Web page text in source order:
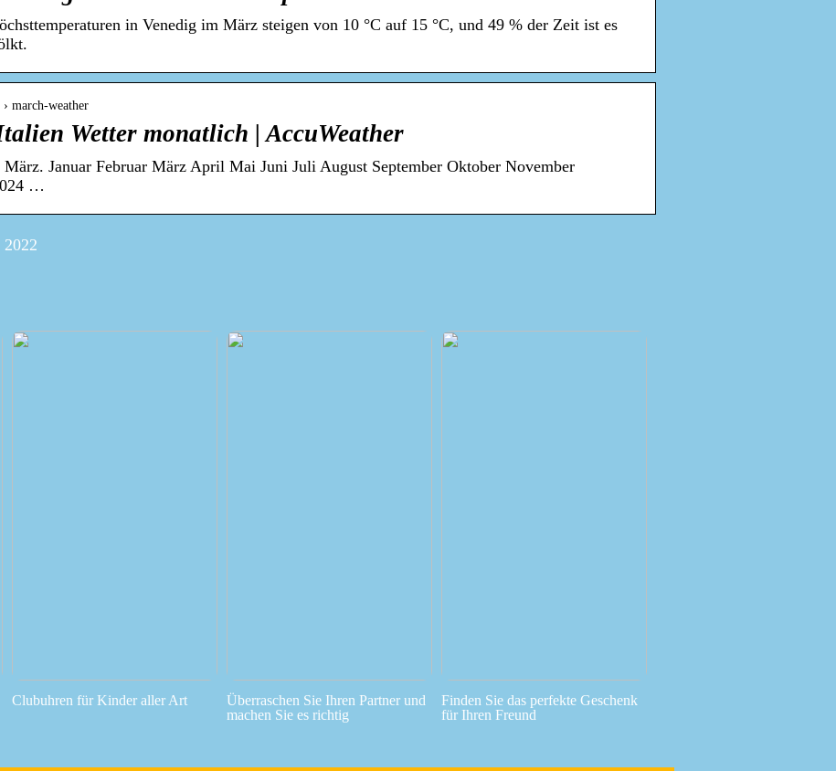
in Venedig im März steigen von 10 °C auf 15 °C, und 49 % der Zeit ist es
march-weather
Wetter monatlich | AccuWeather
Januar Februar März April Mai Juni Juli August September Oktober November
…
Clubuhren für Kinder aller Art
Überraschen Sie Ihren Partner und
machen Sie es richtig
Finden Sie das perfekte Geschenk
für Ihren Freund